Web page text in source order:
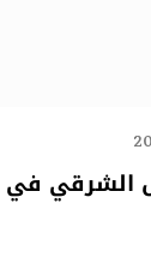
الشرقي في